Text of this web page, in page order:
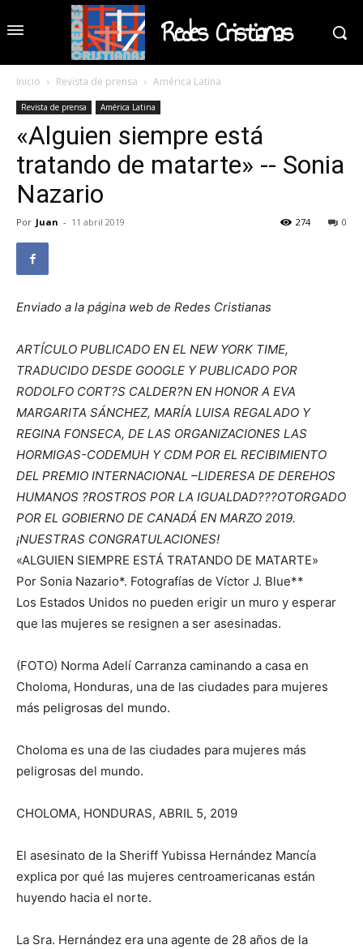
Redes Cristianas
Inicio Revista de prensa América Latina
Revista de prensa América Latina
«Alguien siempre está
tratando de matarte» -- Sonia
Nazario
Por Juan - 11 abril 2019 0
274
Enviado a la página web de Redes Cristianas
ARTÍCULO PUBLICADO EN EL NEW YORK TIME,
TRADUCIDO DESDE GOOGLE Y PUBLICADO POR
RODOLFO CORT?S CALDER?N EN HONOR A EVA
MARGARITA SÁNCHEZ, MARÍA LUISA REGALADO Y
REGINA FONSECA, DE LAS ORGANIZACIONES LAS
HORMIGAS-CODEMUH Y CDM POR EL RECIBIMIENTO
DEL PREMIO INTERNACIONAL –LIDERESA DE DEREHOS
HUMANOS ?ROSTROS POR LA IGUALDAD???OTORGADO
POR EL GOBIERNO DE CANADÁ EN MARZO 2019.
¡NUESTRAS CONGRATULACIONES!
«ALGUIEN SIEMPRE ESTÁ TRATANDO DE MATARTE»
Por Sonia Nazario*. Fotografías de Víctor J. Blue**
Los Estados Unidos no pueden erigir un muro y esperar
que las mujeres se resignen a ser asesinadas.
(FOTO) Norma Adelí Carranza caminando a casa en
Choloma, Honduras, una de las ciudades para mujeres
más peligrosas del mundo.
Choloma es una de las ciudades para mujeres más
peligrosas del mundo.
CHOLOMA, HONDURAS, ABRIL 5, 2019
El asesinato de la Sheriff Yubissa Hernández Mancía
explica por qué las mujeres centroamericanas están
huyendo hacia el norte.
La Sra. Hernández era una agente de 28 años de la